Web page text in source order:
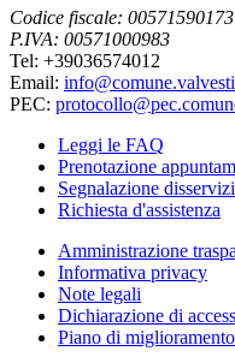
Codice fiscale: 00571590173
P.IVA: 00571000983
Tel: +39036574012
Email:
PEC:
Leggi le FAQ
Prenotazione
Segnalazione
Richiesta d'assistenza
Amministrazione
Informativa privacy
Note legali
Dichiarazione di
Piano di